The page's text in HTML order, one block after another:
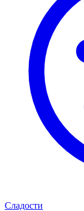
Сладости